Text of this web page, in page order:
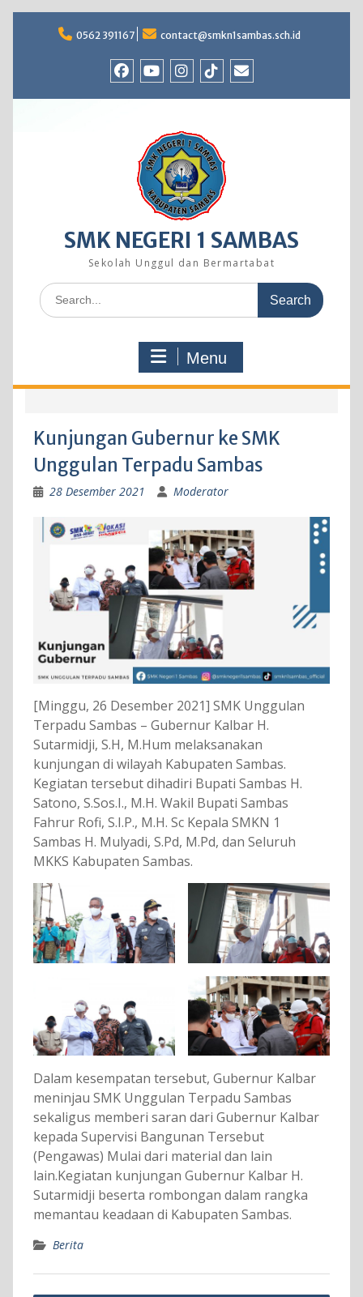
0562 391167 contact@smkn1sambas.sch.id
SMK NEGERI 1 SAMBAS
Sekolah Unggul dan Bermartabat
Search
for:
Menu
Kunjungan Gubernur ke SMK
Unggulan Terpadu Sambas
28 Desember 2021 Moderator
[Minggu, 26 Desember 2021] SMK Unggulan
Terpadu Sambas – Gubernur Kalbar H.
Sutarmidji, S.H, M.Hum melaksanakan
kunjungan di wilayah Kabupaten Sambas.
Kegiatan tersebut dihadiri Bupati Sambas H.
Satono, S.Sos.I., M.H. Wakil Bupati Sambas
Fahrur Rofi, S.I.P., M.H. Sc Kepala SMKN 1
Sambas H. Mulyadi, S.Pd, M.Pd, dan Seluruh
MKKS Kabupaten Sambas.
Dalam kesempatan tersebut, Gubernur Kalbar
meninjau SMK Unggulan Terpadu Sambas
sekaligus memberi saran dari Gubernur Kalbar
kepada Supervisi Bangunan Tersebut
(Pengawas) Mulai dari material dan lain
lain.Kegiatan kunjungan Gubernur Kalbar H.
Sutarmidji beserta rombongan dalam rangka
memantau keadaan di Kabupaten Sambas.
Berita